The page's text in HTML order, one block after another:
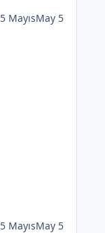
5 MayısMay 5
5 MayısMay 5